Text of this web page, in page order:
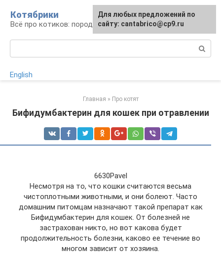
контенту
Котябрики
Всё про котиков: породы, содержание, уход
English
Главная » Про котят
Бифидумбактерин для кошек при отравлении
6630Pavel
Несмотря на то, что кошки считаются весьма
чистоплотными животными, и они болеют. Часто
домашним питомцам назначают такой препарат как
Бифидумбактерин для кошек. От болезней не
застрахован никто, но вот какова будет
продолжительность болезни, каково ее течение во
многом зависит от хозяина.
Для любых предложений по
сайту: cantabrico@cp9.ru